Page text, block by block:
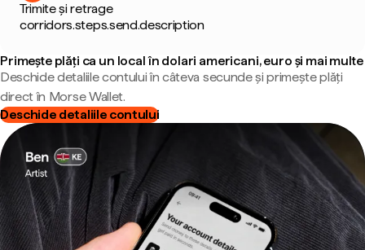
Trimite și retrage
corridors.steps.send.description
Primește plăți ca un local în dolari americani, euro și mai multe
Deschide detaliile contului în câteva secunde și primește plăți
direct în Morse Wallet.
Deschide detaliile contului